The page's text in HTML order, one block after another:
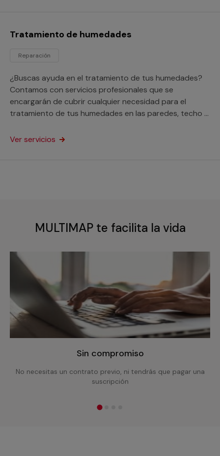
Tratamiento de humedades
Reparación
¿Buscas ayuda en el tratamiento de tus humedades?
Contamos con servicios profesionales que se
encargarán de cubrir cualquier necesidad para el
tratamiento de tus humedades en las paredes, techo o
Ver servicios
MULTIMAP te facilita la vida
Sin compromiso
No necesitas un contrato previo, ni tendrás que pagar una
suscripción